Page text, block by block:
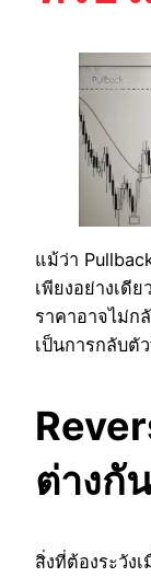
แม้ว่า
เพียงอย่างเดี
ราคาอาจไม่ก
เป็นการกลับตั
ต่างกั
สิ่งที่ต้องระวัง